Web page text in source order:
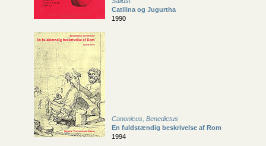
Catilina og Jugurtha
1990
Canonicus, Benedictus
En fuldstændig beskrivelse af Rom
1994